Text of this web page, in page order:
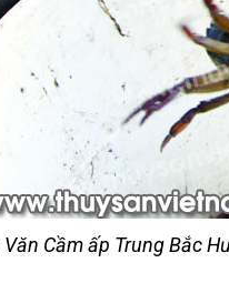
Cầm ấp Trung Bắc